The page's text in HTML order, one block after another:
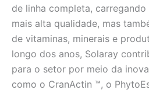
de linha completa,
mais alta qualidade, mas
de vitaminas, minerais e
longo dos anos, Solaray
para o setor por meio da
como o CranActin ™, o